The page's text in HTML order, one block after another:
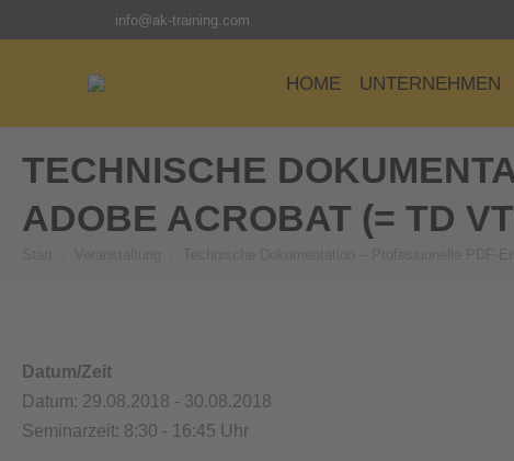
info@ak-training.com
HOME UNTERNEHMEN
TECHNISCHE
ADOBE ACROBAT (= TD
Datum/Zeit
Datum: 29.08.2018 - 30.08.2018
Seminarzeit: 8:30 - 16:45 Uhr